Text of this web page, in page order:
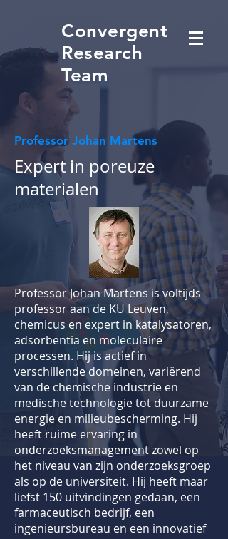
Convergent
Research
Team
Expert in poreuze
materialen
Professor Johan Martens
Professor Johan Martens is voltijds
professor aan de KU Leuven,
chemicus en expert in katalysatoren,
adsorbentia en moleculaire
processen. Hij is actief in
verschillende domeinen, variërend
van de chemische industrie en
medische technologie tot duurzame
energie en milieubescherming. Hij
heeft ruime ervaring in
onderzoeksmanagement zowel op
het niveau van zijn onderzoeksgroep
als op de universiteit. Hij heeft maar
liefst 150 uitvindingen gedaan, een
farmaceutisch bedrijf, een
ingenieursbureau en een innovatief